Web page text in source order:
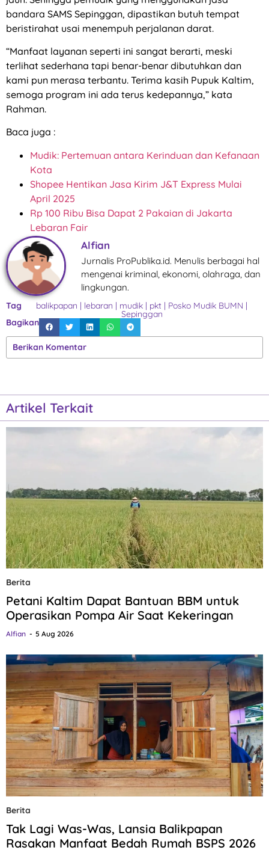
bandara SAMS Sepinggan, dipastikan butuh tempat
beristirahat usai menempuh perjalanan darat.
“Manfaat layanan seperti ini sangat berarti, meski
terlihat sederhana tapi benar-benar dibutuhkan dan
kami pun merasa terbantu. Terima kasih Pupuk Kaltim,
semoga program ini ada terus kedepannya,” kata
Rahman.
Baca juga :
Mudik: Pertemuan antara Kerinduan dan Kefanaan
Kota
Shopee Hentikan Jasa Kirim J&T Express Mulai
April 2025
Rp 100 Ribu Bisa Dapat 2 Pakaian di Jakarta
Lebaran Fair
Alfian
Jurnalis ProPublika.id. Menulis berbagai hal
mengenai kriminal, ekonomi, olahraga, dan
lingkungan.
Tag balikpapan | lebaran | mudik | pkt | Posko Mudik BUMN |
Sepinggan
Bagikan
Berikan Komentar
Artikel Terkait
Berita
Petani Kaltim Dapat Bantuan BBM untuk
Operasikan Pompa Air Saat Kekeringan
Alfian 5 Aug 2026
Berita
Tak Lagi Was-Was, Lansia Balikpapan
Rasakan Manfaat Bedah Rumah BSPS 2026